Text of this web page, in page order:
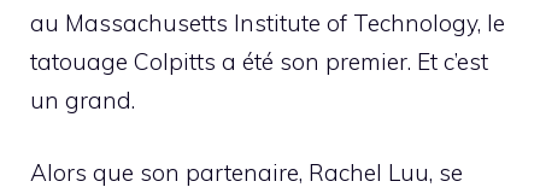
au Massachusetts Institute of Technology, le
tatouage Colpitts a été son premier. Et c’est
un grand.
Alors que son partenaire, Rachel Luu, se